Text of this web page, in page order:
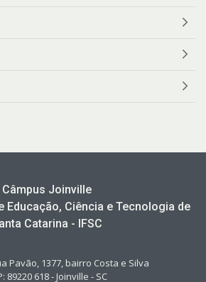
Câmpus Joinville
Educação, Ciência e Tecnologia de
Catarina - IFSC
Pavão, 1377, bairro Costa e Silva
89220 618 - Joinville - SC